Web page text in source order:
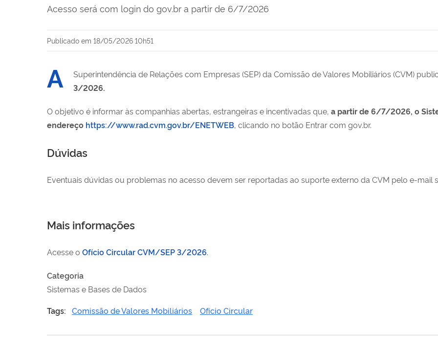
Acesso será com login do gov.br a partir de 6/7/2026
Publicado em 18/05/2026 10h51
A Superintendência de Relações com Empresas (SEP) da Comissão de Valores Mobiliários (CVM)
3/2026.
O objetivo é informar às companhias abertas, estrangeiras e incentivadas que, a partir de 6/7/2026, o
endereço https://www.rad.cvm.gov.br/ENETWEB, clicando no botão Entrar com gov.br.
Dúvidas
Eventuais dúvidas ou problemas no acesso devem ser reportadas ao suporte externo da CVM pelo e-mail
Mais informações
Acesse o Ofício Circular CVM/SEP 3/2026.
Categoria
Sistemas e Bases de Dados
Tags: Comissão de Valores Mobiliários Ofício Circular